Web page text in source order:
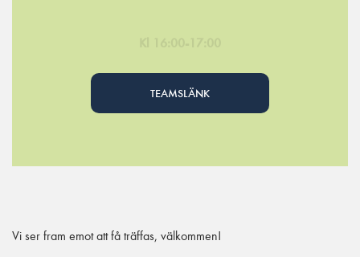
TEAMSLÄNK
Vi ser fram emot att få träffas, välkommen!